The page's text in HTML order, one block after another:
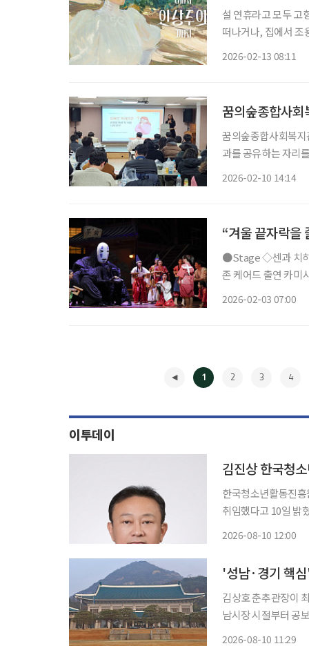
설 연휴라고 모두 고
떠나거나, 집에서 조
2026-02-13 08:11
꿈의숲종합사회
꿈의숲종합사회복
과를 공유하는 자리
2026-02-10 14:14
“겨울 끝자락을
●Stage ◇센과 치히로의 행방불명 일정 3월 22일까지 장소 예술의전당 오페라극장 연출
존 케어드 출연 카미
2026-02-03 07:00
1 2 3 4
이투데이
김진상 한국청
한국청소년활동진
취임했다고 10일 밝혔다. 임기는 3년이다. 김
2026-08-10 12:00
'성남·경기 핵
김상호 춘추관장이
남시장 시절부터 공
2026-08-10 11:29